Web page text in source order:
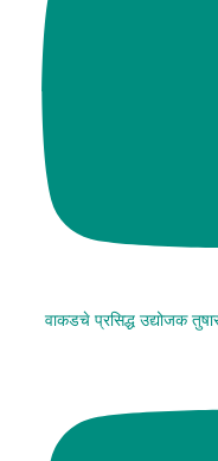
वाकडचे प्रसिद्ध उद्योजक